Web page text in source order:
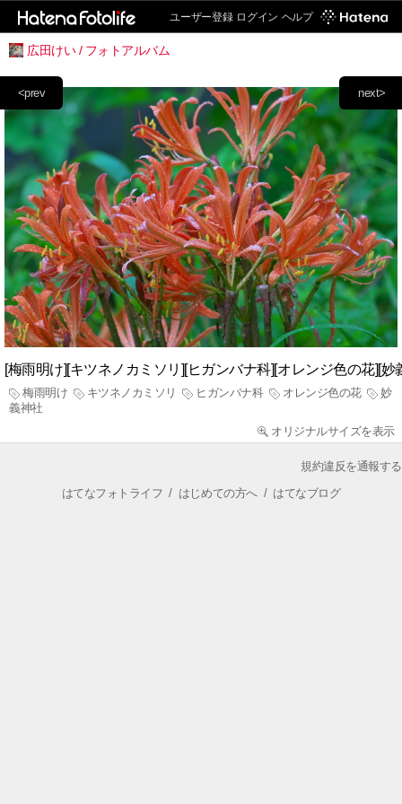
ユーザー登録 ログイン ヘルプ
広田けい / フォトアルバム
next>
<prev
[梅雨明け][キツネノカミソリ][ヒガンバナ科][オレンジ色の花][妙
梅雨明け キツネノカミソリ ヒガンバナ科 オレンジ色の花
妙
義神社
オリジナルサイズを表示
規約違反を通報する
はてなフォトライフ / はじめての方へ/ はてなブログ